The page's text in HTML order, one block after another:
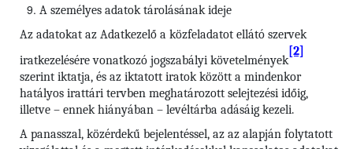
A személyes adatok tárolásának ideje
Az adatokat az Adatkezelő a közfeladatot ellátó szervek
iratkezelésére vonatkozó jogszabályi követelmények
[2]
szerint iktatja, és az iktatott iratok között a mindenkor
hatályos irattári tervben meghatározott selejtezési időig,
illetve – ennek hiányában – levéltárba adásáig kezeli.
A panasszal, közérdekű bejelentéssel, az az alapján folytatott